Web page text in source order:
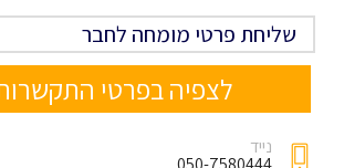
שליחת פרטי מומחה לחבר
לצפיה בפרטי
נייד